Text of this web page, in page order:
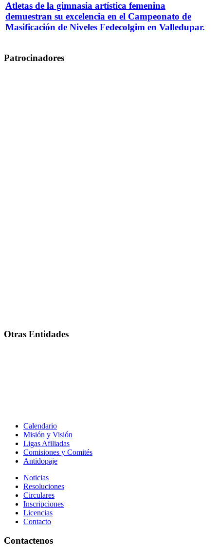
Atletas de la gimnasia artística femenina
demuestran su excelencia en el Campeonato de
Masificación de Niveles Fedecolgim en Valledupar.
Patrocinadores
Otras Entidades
Calendario
Misión y Visión
Ligas Afiliadas
Comisiones y Comités
Antidopaje
Noticias
Resoluciones
Circulares
Inscripciones
Licencias
Contacto
Contactenos